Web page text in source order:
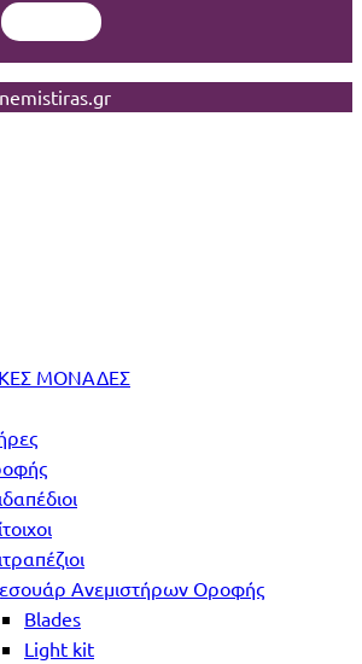
ΜΟΝΑΔΕΣ
Ανεμιστήρων Οροφής
Blades
Light kit